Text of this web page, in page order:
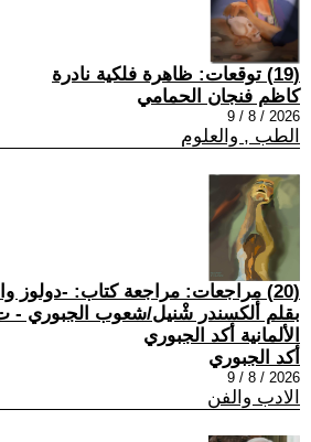
(19) توقعات: ظاهرة فلكية نادرة
كاظم فنجان الحمامي
2026 / 8 / 9
الطب , والعلوم
(20) مراجعات: مراجعة كتاب: -دولوز
بقلم ألكسندر شْنيل/شعوب الجبوري
الألمانية أكد الجبوري
أكد الجبوري
2026 / 8 / 9
الادب والفن